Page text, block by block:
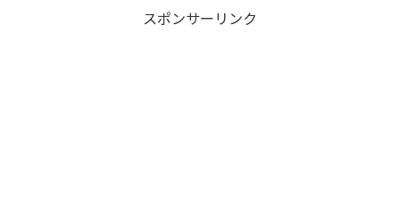
スポンサーリンク